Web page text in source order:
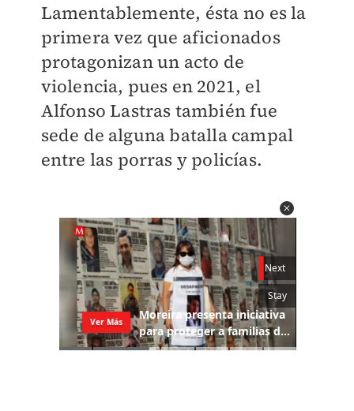
Lamentablemente, ésta no es la
primera vez que aficionados
protagonizan un acto de
violencia, pues en 2021, el
Alfonso Lastras también fue
sede de alguna batalla campal
entre las porras y policías.